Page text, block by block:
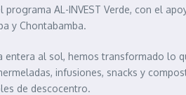
AL-INVEST Verde, con el
y Chontabamba.
al sol, hemos transformado lo
infusiones, snacks y
de descocentro.